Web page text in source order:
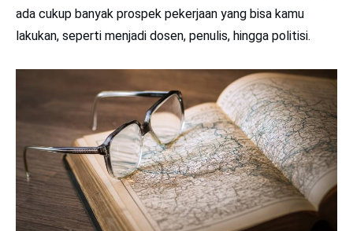
ada cukup banyak prospek pekerjaan yang bisa kamu
lakukan, seperti menjadi dosen, penulis, hingga politisi.